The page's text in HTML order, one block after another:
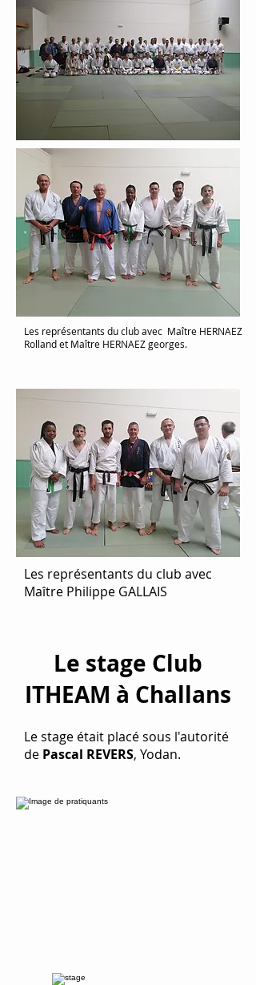
Les représentants du club avec Maître HERNAEZ
Rolland et Maître HERNAEZ georges.
Les représentants du club avec
Maître Philippe GALLAIS
Le stage Club
ITHEAM à Challans
Le stage était placé sous l'autorité
de Pascal REVERS, Yodan.